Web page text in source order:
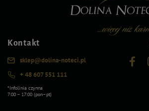
Kontakt
sklep@dolina-noteci.pl
+ 48 607 551 111
*Infolinia czynna
7:00 – 17:00 (pon–pt)